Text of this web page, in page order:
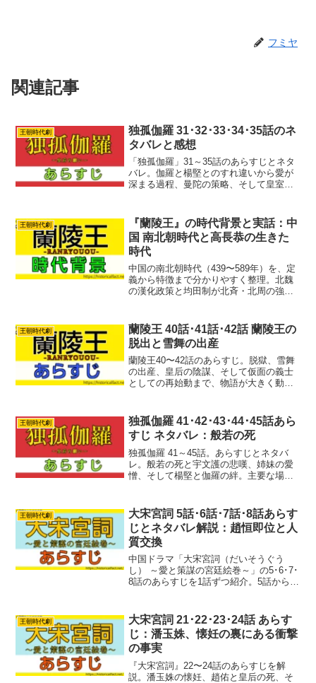
フミヤ
関連記事
王朝時代劇
独孤伽羅 31･32･33･34･35話のネ
タバレと感想
「独孤伽羅」31～35話のあらすじとネタ
バレ。伽羅と楊堅とのすれ違いから愛が
深まる過程、曼陀の策略、そして皇室の
王朝時代劇
『蘭陵王』の時代背景と実話：中
国 南北朝時代と高長恭の生きた
時代
中国の南北朝時代（439〜589年）を、定
義から特徴まで分かりやすく整理。北魏
の漢化政策と均田制が北斉・北周の強さ
で解説します。
王朝時代劇
蘭陵王 40話･41話･42話 蘭陵王の
脱出と雪舞の出産
蘭陵王40〜42話のあらすじ。脱獄、雪舞
の出産、皇后の陰謀、そして仮面の義士
としての再始動まで、物語が大きく動く
王朝時代劇
独孤伽羅 41･42･43･44･45話あら
すじ ネタバレ：般若の死
独孤伽羅 41～45話。あらすじとネタバ
レ。般若の死と宇文護の悲嘆、姉妹の愛
憎、そして楊堅と伽羅の絆。主要な場面
王朝時代劇
大宋宮詞 5話･6話･7話･8話あらす
じとネタバレ解説：趙恒即位と人
質交換
中国ドラマ「大宋宮詞（だいそうぐう
し） ～愛と策謀の宮廷絵巻～」の5･6･7･
8話のあらすじを1話ずつ紹介。5話から8
事が続きます。この記事ではドラマの注
目点、史実との...
王朝時代劇
大宋宮詞 21･22･23･24話 あらす
じ：潘玉姝、懐妊の裏にある衝撃
の事実
『大宋宮詞』22〜24話のあらすじを解
説。潘玉姝の懐妊、趙佑と皇后の死、そ